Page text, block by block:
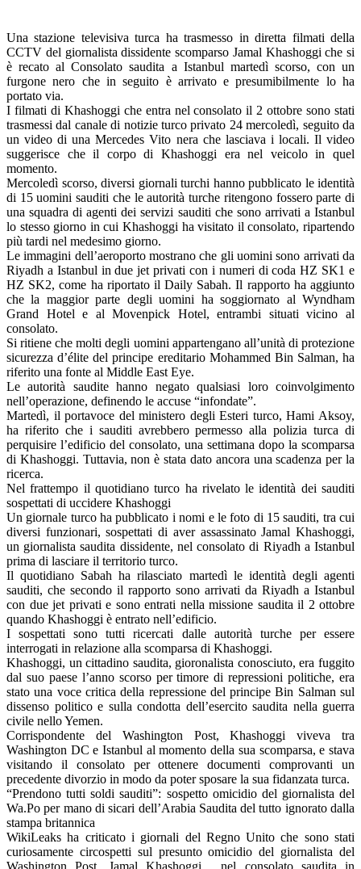
Una stazione televisiva turca ha trasmesso in diretta filmati della
CCTV del giornalista dissidente scomparso Jamal Khashoggi che si
è recato al Consolato saudita a Istanbul martedì scorso, con un
furgone nero che in seguito è arrivato e presumibilmente lo ha
portato via.
I filmati di Khashoggi che entra nel consolato il 2 ottobre sono stati
trasmessi dal canale di notizie turco privato 24 mercoledì, seguito da
un video di una Mercedes Vito nera che lasciava i locali. Il video
suggerisce che il corpo di Khashoggi era nel veicolo in quel
momento.
Mercoledì scorso, diversi giornali turchi hanno pubblicato le identità
di 15 uomini sauditi che le autorità turche ritengono fossero parte di
una squadra di agenti dei servizi sauditi che sono arrivati a Istanbul
lo stesso giorno in cui Khashoggi ha visitato il consolato, ripartendo
più tardi nel medesimo giorno.
Le immagini dell’aeroporto mostrano che gli uomini sono arrivati ​​da
Riyadh a Istanbul in due jet privati ​​con i numeri di coda HZ SK1 e
HZ SK2, come ha riportato il Daily Sabah. Il rapporto ha aggiunto
che la maggior parte degli uomini ha soggiornato al Wyndham
Grand Hotel e al Movenpick Hotel, entrambi situati vicino al
consolato.
Si ritiene che molti degli uomini appartengano all’unità di protezione
sicurezza d’élite del principe ereditario Mohammed Bin Salman, ha
riferito una fonte al Middle East Eye.
Le autorità saudite hanno negato qualsiasi loro coinvolgimento
nell’operazione, definendo le accuse “infondate”.
Martedì, il portavoce del ministero degli Esteri turco, Hami Aksoy,
ha riferito che i sauditi avrebbero permesso alla polizia turca di
perquisire l’edificio del consolato, una settimana dopo la scomparsa
di Khashoggi. Tuttavia, non è stata dato ancora una scadenza per la
ricerca.
Nel frattempo il quotidiano turco ha rivelato le identità dei sauditi
sospettati di uccidere Khashoggi
Un giornale turco ha pubblicato i nomi e le foto di 15 sauditi, tra cui
diversi funzionari, sospettati di aver assassinato Jamal Khashoggi,
un giornalista saudita dissidente, nel consolato di Riyadh a Istanbul
prima di lasciare il territorio turco.
Il quotidiano Sabah ha rilasciato martedì le identità degli agenti
sauditi, che secondo il rapporto sono arrivati ​​da Riyadh a Istanbul
con due jet privati ​​e sono entrati nella missione saudita il 2 ottobre
quando Khashoggi è entrato nell’edificio.
I sospettati sono tutti ricercati dalle autorità turche per essere
interrogati in relazione alla scomparsa di Khashoggi.
Khashoggi, un cittadino saudita, gioronalista conosciuto, era fuggito
dal suo paese l’anno scorso per timore di repressioni politiche, era
stato una voce critica della repressione del principe Bin Salman sul
dissenso politico e sulla condotta dell’esercito saudita nella guerra
civile nello Yemen.
Corrispondente del Washington Post, Khashoggi viveva tra
Washington DC e Istanbul al momento della sua scomparsa, e stava
visitando il consolato per ottenere documenti comprovanti un
precedente divorzio in modo da poter sposare la sua fidanzata turca.
“Prendono tutti soldi sauditi”: sospetto omicidio del giornalista del
Wa.Po per mano di sicari dell’Arabia Saudita del tutto ignorato dalla
stampa britannica
WikiLeaks ha criticato i giornali del Regno Unito che sono stati
curiosamente circospetti sul presunto omicidio del giornalista del